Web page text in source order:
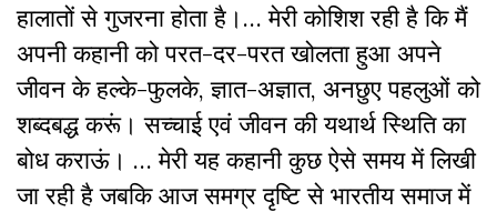
हालातों से गुजरना होता है।… मेरी कोशिश रही है कि मैं
अपनी कहानी को परत-दर-परत खोलता हुआ अपने
जीवन के हल्के-फुलके,ज्ञात-अज्ञात, अनछुए पहलुओं को
शब्दबद्ध करूं। सच्चाई एवं जीवन की यथार्थ स्थिति का
बोध कराऊं। … मेरी यह कहानी कुछ ऐसे समय में लिखी
जा रही है जबकि आज समग्र दृष्टि से भारतीय समाज में